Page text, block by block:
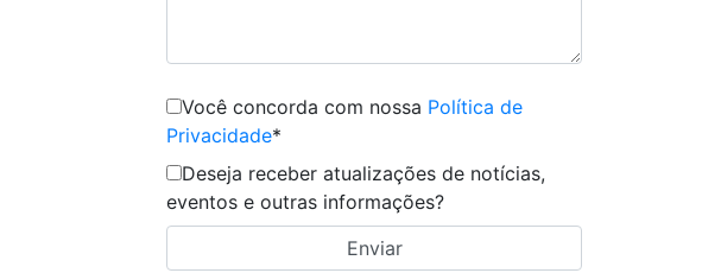
Você concorda com nossa Política de
Privacidade*
Deseja receber atualizações de notícias,
eventos e outras informações?